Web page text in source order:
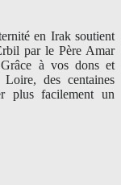
en Irak soutient
par le Père Amar
à vos dons et
des centaines
plus facilement un